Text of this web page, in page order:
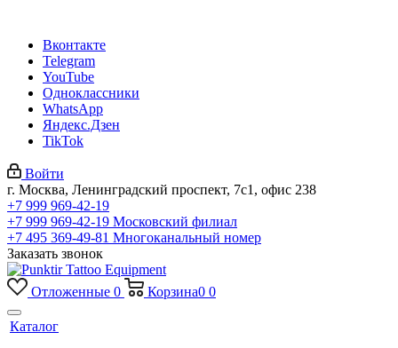
Вконтакте
Telegram
YouTube
Одноклассники
WhatsApp
Яндекс.Дзен
TikTok
Войти
г. Москва, Ленинградский проспект, 7с1, офис 238
+7 999 969-42-19
+7 999 969-42-19 Московский филиал
+7 495 369-49-81 Многоканальный номер
Заказать звонок
Отложенные 0 Корзина0 0
Каталог